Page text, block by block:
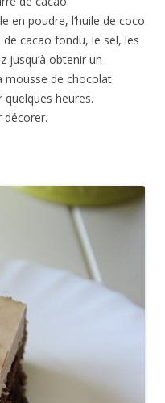
en poudre, l’huile de coco
cacao fondu, le sel, les
jusqu’à obtenir un
mousse de chocolat
heures.
décorer.